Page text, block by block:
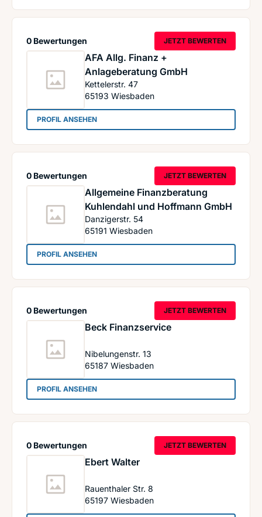
AFA Allg. Finanz +
Anlageberatung GmbH
Kettelerstr. 47
65193 Wiesbaden
0 Bewertungen JETZT BEWERTEN
PROFIL ANSEHEN: AFA Allg. Finanz + Anlageberatung GmbH
Allgemeine Finanzberatung
Kuhlendahl und Hoffmann GmbH
Danzigerstr. 54
65191 Wiesbaden
0 Bewertungen JETZT BEWERTEN
PROFIL ANSEHEN: Allgemeine Finanzberatung Kuhlendahl und
Beck Finanzservice
Nibelungenstr. 13
65187 Wiesbaden
0 Bewertungen JETZT BEWERTEN
PROFIL ANSEHEN: Beck Finanzservice
Ebert Walter
Rauenthaler Str. 8
65197 Wiesbaden
0 Bewertungen JETZT BEWERTEN